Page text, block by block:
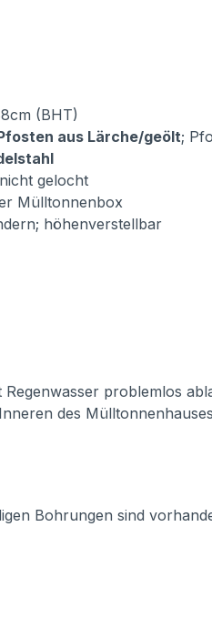
(BHT)
aus Lärche/geölt;
gelocht
Mülltonnenbox
höhenverstellbar
Regenwasser problemlos
des
Bohrungen sind